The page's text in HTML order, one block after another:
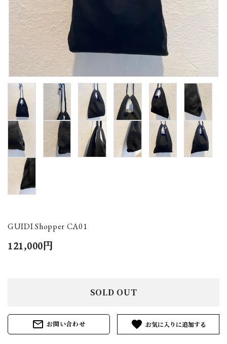
Katati to Tè
GUIDI Shopper CA01
121,000円
SOLD OUT
mail_outline お問い合わせ favorite